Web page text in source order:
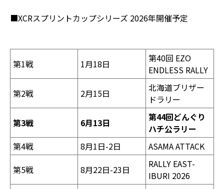
■XCRスプリントカップシリーズ 2026年開催予定
第1戦 1月18日
第40回 EZO
ENDLESS RALLY
第2戦
2月15日
北海道ブリザー
ドラリー
第3戦
6月13日
第44回どんぐり
ハチ公ラリー
第4戦
8月1日-2日
ASAMA ATTACK
第5戦
8月22日-23日
RALLY EAST-
IBURI 2026